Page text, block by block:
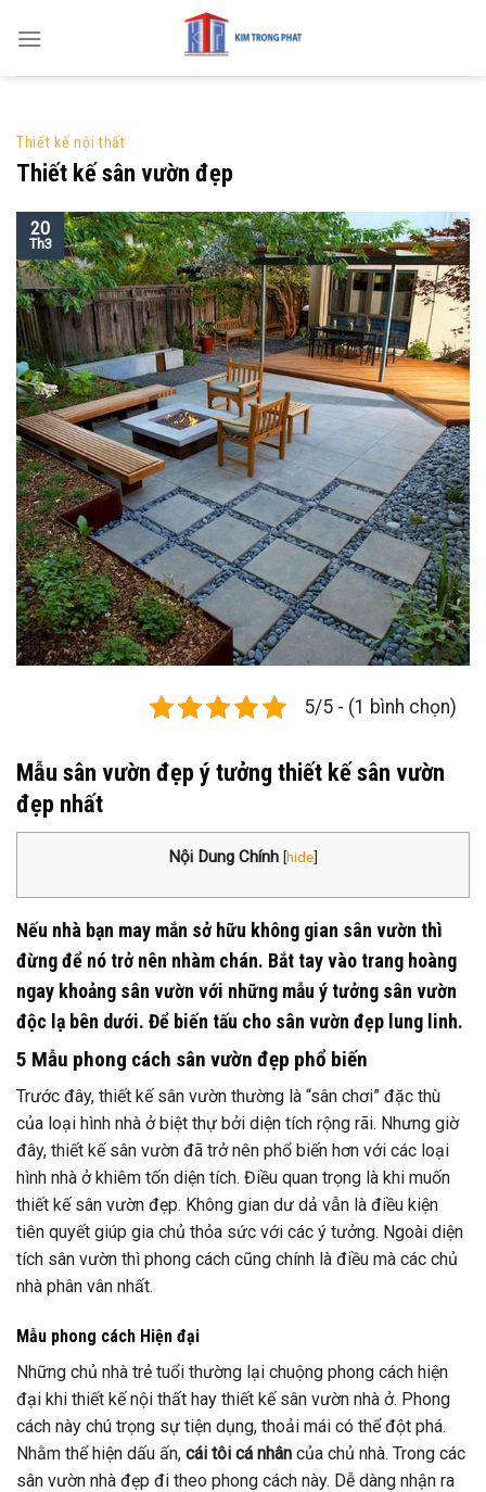
Thiết kế nội thất
Thiết kế sân vườn đẹp
20
Th3
5/5 - (1 bình chọn)
Mẫu sân vườn đẹp ý tưởng thiết kế sân vườn
đẹp nhất
Nội Dung Chính [hide]
Nếu nhà bạn may mắn sở hữu không gian sân vườn thì
đừng để nó trở nên nhàm chán. Bắt tay vào trang hoàng
ngay khoảng sân vườn với những mẫu ý tưởng sân vườn
độc lạ bên dưới. Để biến tấu cho sân vườn đẹp lung linh.
5 Mẫu phong cách sân vườn đẹp phổ biến
Trước đây, thiết kế sân vườn thường là “sân chơi” đặc thù
của loại hình nhà ở biệt thự bởi diện tích rộng rãi. Nhưng giờ
đây, thiết kế sân vườn đã trở nên phổ biến hơn với các loại
hình nhà ở khiêm tốn diện tích. Điều quan trọng là khi muốn
thiết kế sân vườn đẹp. Không gian dư dả vẫn là điều kiện
tiên quyết giúp gia chủ thỏa sức với các ý tưởng. Ngoài diện
tích sân vườn thì phong cách cũng chính là điều mà các chủ
nhà phân vân nhất.
Mẫu phong cách Hiện đại
Những chủ nhà trẻ tuổi thường lại chuộng phong cách hiện
đại khi thiết kế nội thất hay thiết kế sân vườn nhà ở. Phong
cách này chú trọng sự tiện dụng, thoải mái có thể đột phá.
Nhằm thể hiện dấu ấn, cái tôi cá nhân của chủ nhà. Trong các
sân vườn nhà đẹp đi theo phong cách này. Dễ dàng nhận ra